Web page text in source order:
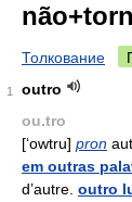
Толкование
1
outro
ou.tro
[‘owtru] pron
em outras
d’autre. outro